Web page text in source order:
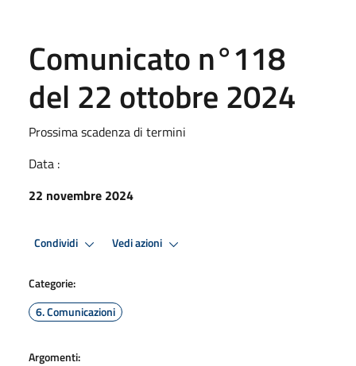
Comunicato n°118
del 22 ottobre 2024
Prossima scadenza di termini
Data :
22 novembre 2024
Condividi Vedi azioni
Categorie:
6. Comunicazioni
Argomenti: